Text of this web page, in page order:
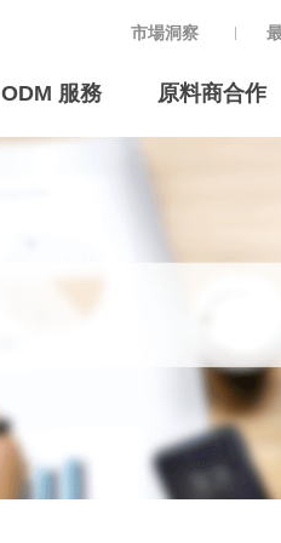
市場洞察
ODM 服務 原料商合作